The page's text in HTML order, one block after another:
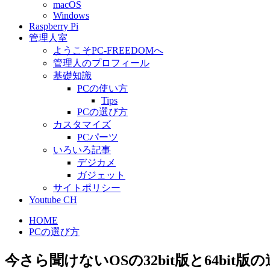
macOS
Windows
Raspberry Pi
管理人室
ようこそPC-FREEDOMへ
管理人のプロフィール
基礎知識
PCの使い方
Tips
PCの選び方
カスタマイズ
PCパーツ
いろいろ記事
デジカメ
ガジェット
サイトポリシー
Youtube CH
HOME
PCの選び方
今さら聞けないOSの32bit版と64bit版の